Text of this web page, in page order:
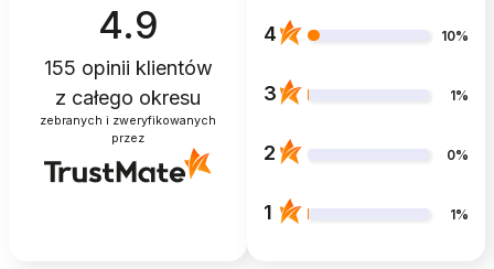
4.9
155 opinii klientów
z całego okresu
zebranych i zweryfikowanych
przez
4 10%
3 1%
2 0%
1 1%